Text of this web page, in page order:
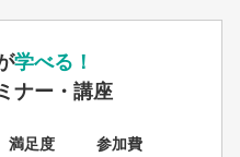
学べる！
ナー・講座
満足度 参加費